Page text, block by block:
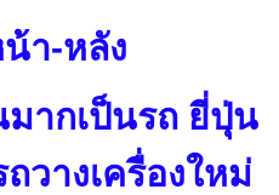
า-หลัง
ากเป็นรถ ยี่ปุ่น
วางเครื่องใหม่